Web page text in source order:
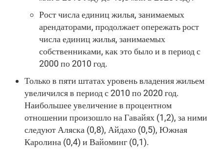
Рост числа единиц жилья, занимаемых
арендаторами, продолжает опережать рост
числа единиц жилья, занимаемых
собственниками, как это было и в период с
2000 по 2010 год.
Только в пяти штатах уровень владения жильем
увеличился в период с 2010 по 2020 год.
Наибольшее увеличение в процентном
отношении произошло на Гавайях (1,2), за ними
следуют Аляска (0,8), Айдахо (0,5), Южная
Каролина (0,4) и Вайоминг (0,1).